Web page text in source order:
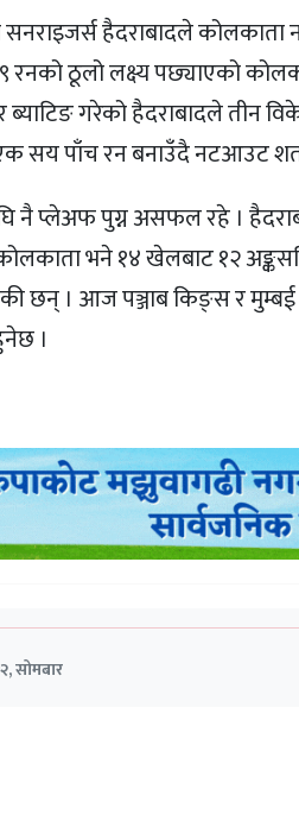
हैदराबादले कोलकाता
रनको ठूलो लक्ष्य पछ्याएको
ब्याटिङ गरेको हैदराबादले तीन
सय पाँच रन बनाउँदै नटआउट
नै प्लेअफ पुग्न असफल रहे ।
भने १४ खेलबाट १२
छन् । आज पञ्जाब किङ्स र
।
सोमबार